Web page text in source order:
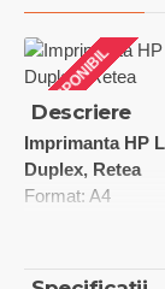
BESTSELLER
INDISPONIBIL
Descriere
Imprimanta HP
Duplex, Retea
Format: A4
Mod tiparire: